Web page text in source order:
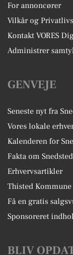
For annoncører
Vilkår og
Kontakt VORES
Administrer
GENVEJE
Seneste nyt fra
Vores lokale
Kalenderen for
Fakta om Snedsted
Erhvervsartikler
Thisted Kommune
Få en gratis
Sponsoreret
BLIV